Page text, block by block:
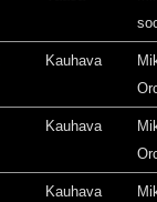
Kauhava
Kauhava
Kauhava